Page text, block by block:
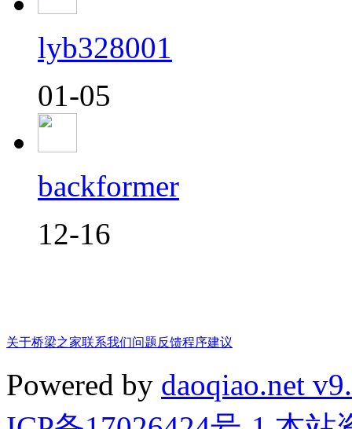
lyb328001
01-05
backformer
12-16
关于桥梁之家联系我们问题反馈程序建议
Powered by daoqiao.net